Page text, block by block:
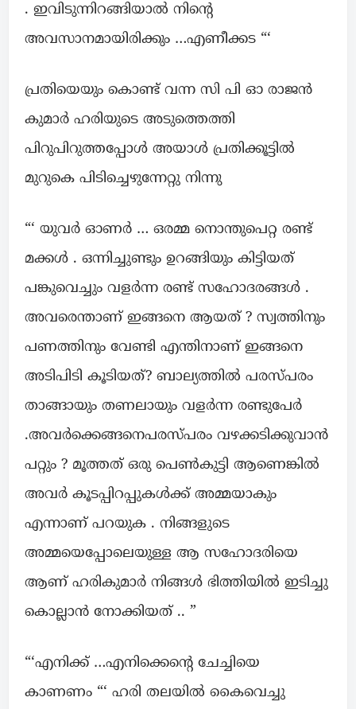
. ഇവിടുന്നിറങ്ങിയാൽ നിന്റെ
അവസാനമായിരിക്കും …എണീക്കട “‘
പ്രതിയെയും കൊണ്ട് വന്ന സി പി ഓ രാജൻ
കുമാർ ഹരിയുടെ അടുത്തെത്തി
പിറുപിറുത്തപ്പോൾ അയാൾ പ്രതിക്കൂട്ടിൽ
മുറുകെ പിടിച്ചെഴുന്നേറ്റു നിന്നു
“‘ യുവർ ഓണർ … ഒരമ്മ നൊന്തുപെറ്റ രണ്ട്‌
മക്കൾ . ഒന്നിച്ചുണ്ടും ഉറങ്ങിയും കിട്ടിയത്
പങ്കുവെച്ചും വളർന്ന രണ്ട് സഹോദരങ്ങൾ .
അവരെന്താണ് ഇങ്ങനെ ആയത് ? സ്വത്തിനും
പണത്തിനും വേണ്ടി എന്തിനാണ് ഇങ്ങനെ
അടിപിടി കൂടിയത്? ബാല്യത്തിൽ പരസ്പരം
താങ്ങായും തണലായും വളർന്ന രണ്ടുപേർ
.അവർക്കെങ്ങനെപരസ്പരം വഴക്കടിക്കുവാൻ
പറ്റും ? മൂത്തത് ഒരു പെൺകുട്ടി ആണെങ്കിൽ
അവർ കൂടപ്പിറപ്പുകൾക്ക് അമ്മയാകും
എന്നാണ് പറയുക . നിങ്ങളുടെ
അമ്മയെപ്പോലെയുള്ള ആ സഹോദരിയെ
ആണ് ഹരികുമാർ നിങ്ങൾ ഭിത്തിയിൽ ഇടിച്ചു
കൊല്ലാൻ നോക്കിയത് .. ”
“‘എനിക്ക് …എനിക്കെന്റെ ചേച്ചിയെ
കാണണം “‘ ഹരി തലയിൽ കൈവെച്ചു